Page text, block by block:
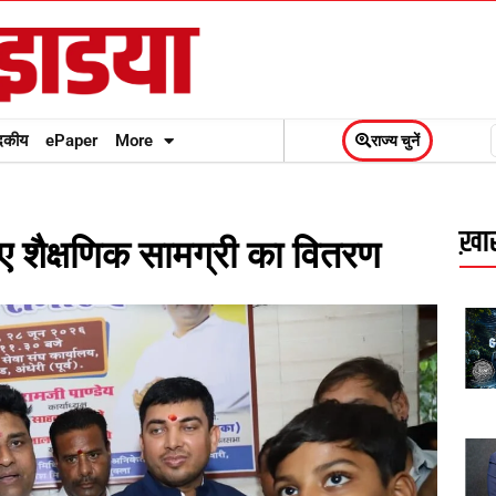
ePaper More राज्य चुनें
सामग्री का वितरण